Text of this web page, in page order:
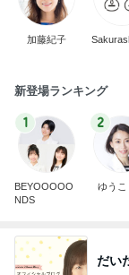
加藤紀子
新登場ランキング
1
BEYOOOOO
NDS
2
ゆうこ
だい